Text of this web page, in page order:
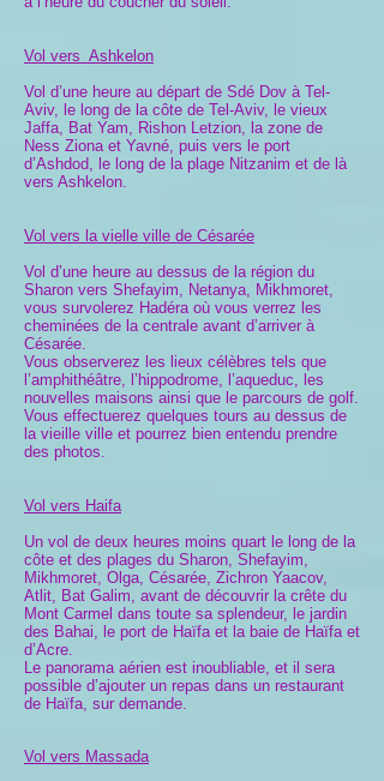
Vol vers Ashkelon
Vol d’une heure au départ de Sdé Dov à Tel-
Aviv, le long de la côte de Tel-Aviv, le vieux
Jaffa, Bat Yam, Rishon Letzion, la zone de
Ness Ziona et Yavné, puis vers le port
d’Ashdod, le long de la plage Nitzanim et de là
vers Ashkelon.
Vol vers la vielle ville de Césarée
Vol d’une heure au dessus de la région du
Sharon vers Shefayim, Netanya, Mikhmoret,
vous survolerez Hadéra où vous verrez les
cheminées de la centrale avant d’arriver à
Césarée.
Vous observerez les lieux célèbres tels que
l’amphithéâtre, l’hippodrome, l’aqueduc, les
nouvelles maisons ainsi que le parcours de golf.
Vous effectuerez quelques tours au dessus de
la vieille ville et pourrez bien entendu prendre
des photos.
Vol vers Haifa
Un vol de deux heures moins quart le long de la
côte et des plages du Sharon, Shefayim,
Mikhmoret, Olga, Césarée, Zichron Yaacov,
Atlit, Bat Galim, avant de découvrir la crête du
Mont Carmel dans toute sa splendeur, le jardin
des Bahai, le port de Haïfa et la baie de Haïfa et
d’Acre.
Le panorama aérien est inoubliable, et il sera
possible d’ajouter un repas dans un restaurant
de Haïfa, sur demande.
Vol vers Massada